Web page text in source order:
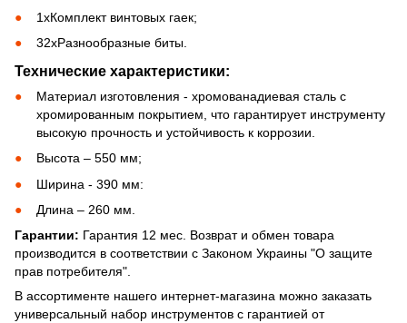
1хКомплект винтовых гаек;
32хРазнообразные биты.
Технические характеристики:
Материал изготовления - хромованадиевая сталь с
хромированным покрытием, что гарантирует инструменту
высокую прочность и устойчивость к коррозии.
Высота – 550 мм;
Ширина - 390 мм:
Длина – 260 мм.
Гарантии: Гарантия 12 мес. Возврат и обмен товара
производится в соответствии с Законом Украины "О защите
прав потребителя".
В ассортименте нашего интернет-магазина можно заказать
универсальный набор инструментов с гарантией от